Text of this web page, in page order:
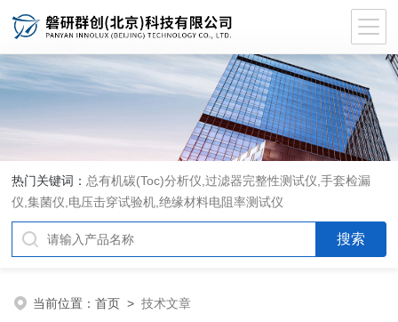
热门关键词： 总有机碳(Toc)分析仪 ,过滤器完整性测试仪 ,手套检漏
仪 ,集菌仪 电压击穿试验机 ,绝缘材料电阻率测试仪
当前位置：首页 >技术文章